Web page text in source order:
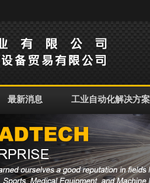
最新消息 工业自动化解决方案